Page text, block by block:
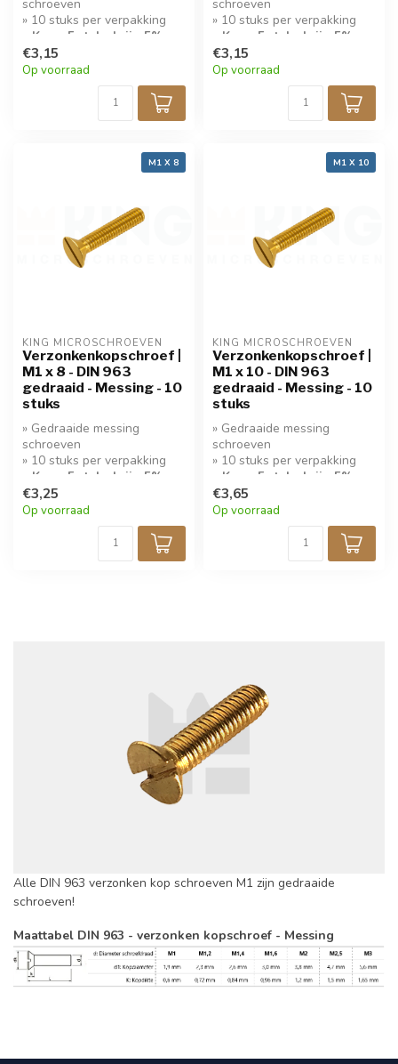
schroeven
» 10 stuks per verpakking
» Koop 5 stuks krijg 5%
korting!
€3,15
Op voorraad
schroeven
» 10 stuks per verpakking
» Koop 5 stuks krijg 5%
korting!
€3,15
Op voorraad
M1 X 8
KING MICROSCHROEVEN
Verzonkenkopschroef |
M1 x 8 - DIN 963
gedraaid - Messing - 10
stuks
» Gedraaide messing
schroeven
» 10 stuks per verpakking
» Koop 5 stuks krijg 5%
korting!
€3,25
Op voorraad
M1 X 10
KING MICROSCHROEVEN
Verzonkenkopschroef |
M1 x 10 - DIN 963
gedraaid - Messing - 10
stuks
» Gedraaide messing
schroeven
» 10 stuks per verpakking
» Koop 5 stuks krijg 5%
korting!
€3,65
Op voorraad
Alle DIN 963 verzonken kop schroeven M1 zijn gedraaide
schroeven!
Maattabel DIN 963 - verzonken kopschroef - Messing